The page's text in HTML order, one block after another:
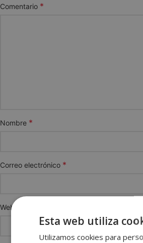
Comentario *
Nombre *
Correo electrónico *
Web
Esta web utiliza
Utilizamos cookies para